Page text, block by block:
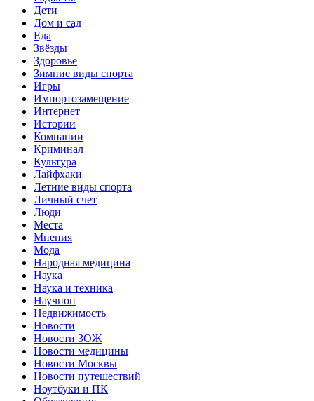
Дети
Дом и сад
Еда
Звёзды
Здоровье
Зимние виды спорта
Игры
Импортозамещение
Интернет
Истории
Компании
Криминал
Культура
Лайфхаки
Летние виды спорта
Личный счет
Люди
Места
Мнения
Мода
Народная медицина
Наука
Наука и техника
Научпоп
Недвижимость
Новости
Новости ЗОЖ
Новости медицины
Новости Москвы
Новости путешествий
Ноутбуки и ПК